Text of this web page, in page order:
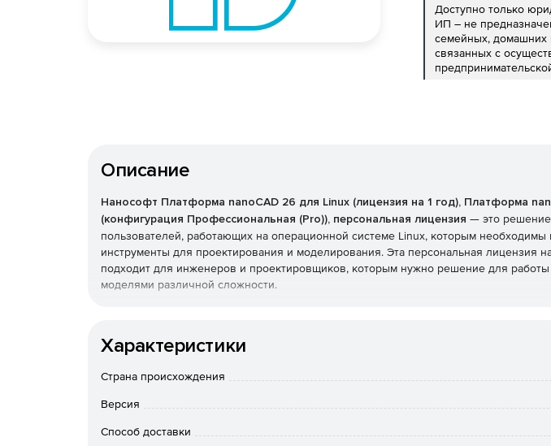
Доступно только
ИП – не
семейных, домашних
связанных с
Описание
Нанософт Платформа nanoCAD 26 для Linux (лицензия на 1 год), Платформа
(конфигурация Профессиональная (Pro)), персональная лицензия — это
пользователей, работающих на операционной системе Linux, которым
инструменты для проектирования и моделирования. Эта персональная лицензия
подходит для инженеров и проектировщиков, которым нужно решение для
моделями различной сложности.
чертежами, а также интеграцию с картографическими сервисами и прочие
Основные преимущества nanoCAD
Интуитивно понятный интерфейс и настройка рабочих процессов, что
Характеристики
Страна происхождения
Версия
Способ доставки